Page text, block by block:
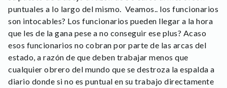
puntuales a lo largo del mismo. Veamos.. los funcionarios
son intocables? Los funcionarios pueden llegar a la hora
que les de la gana pese a no conseguir ese plus? Acaso
esos funcionarios no cobran por parte de las arcas del
estado, a razón de que deben trabajar menos que
cualquier obrero del mundo que se destroza la espalda a
diario donde si no es puntual en su trabajo directamente